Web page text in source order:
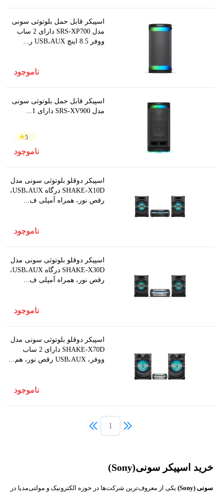
اسپیکر قابل حمل بلوتوثی سونی
مدل SRS-XP700 دارای 2 ساب
ووفر 8.5 اینچ USB،AUX ر...
ناموجود
اسپیکر قابل حمل بلوتوثی سونی
مدل SRS-XV900 دارای 1...
5
ناموجود
اسپیکر دوقلو بلوتوثی سونی مدل
SHAKE-X10D درگاه USB،AUX،
رقص نور، همراه آمپلی ف...
ناموجود
اسپیکر دوقلو بلوتوثی سونی مدل
SHAKE-X30D درگاه USB،AUX،
رقص نور، همراه آمپلی ف...
ناموجود
اسپیکر دوقلو بلوتوثی سونی مدل
SHAKE-X70D دارای 2 ساب
ووفر، USB،AUX رقص نور، هم...
ناموجود
1
خرید اسپیکر سونی(Sony)
سونی (Sony) یکی از معروف‌ترین شرکت‌ها در حوزه الکترونیک و مولتی‌مدیا در